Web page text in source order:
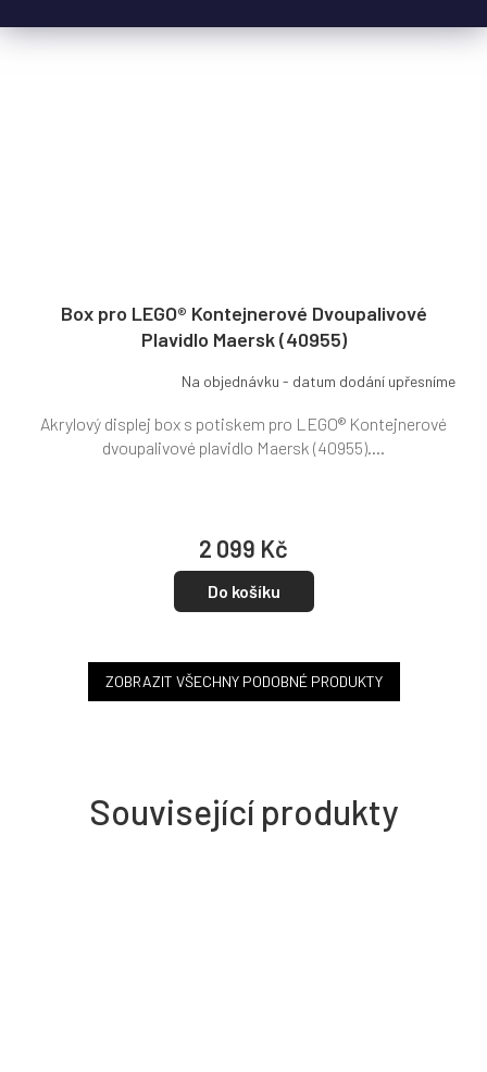
Související produkty
Box pro LEGO® Kontejnerové Dvoupalivové
Plavidlo Maersk (40955)
Na objednávku - datum dodání upřesníme
2 099 Kč
Do košíku
Akrylový displej box s potiskem pro LEGO® Kontejnerové
dvoupalivové plavidlo Maersk (40955)....
ZOBRAZIT VŠECHNY PODOBNÉ PRODUKTY